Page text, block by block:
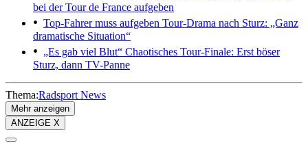
bei der Tour de France aufgeben
Top-Fahrer muss aufgeben Tour-Drama nach Sturz: „Ganz
dramatische Situation“
„Es gab viel Blut“ Chaotisches Tour-Finale: Erst böser
Sturz, dann TV-Panne
Thema:Radsport News
Mehr anzeigen
ANZEIGE X